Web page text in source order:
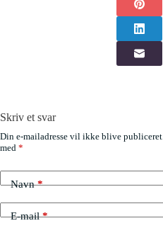
Skriv et svar
Din e-mailadresse vil ikke blive publiceret.
med *
Navn*
E-mail*